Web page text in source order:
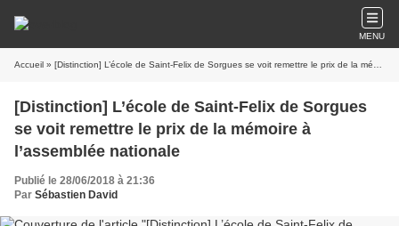
MENU
Accueil » [Distinction] L’école de Saint-Felix de Sorgues se voit remettre le prix de la mémoire à l’assemblée nationale
[Distinction] L’école de Saint-Felix de Sorgues
se voit remettre le prix de la mémoire à
l’assemblée nationale
Publié le 28/06/2018 à 21:36
Par Sébastien David